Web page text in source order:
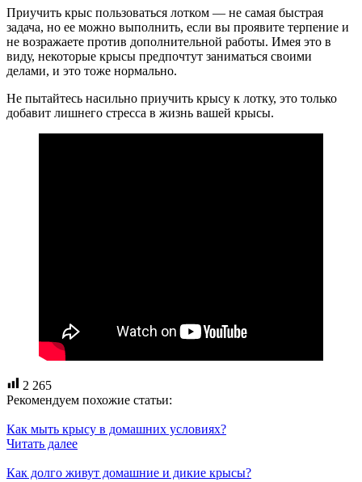
Приучить крыс пользоваться лотком — не самая быстрая
задача, но ее можно выполнить, если вы проявите терпение и
не возражаете против дополнительной работы. Имея это в
виду, некоторые крысы предпочтут заниматься своими
делами, и это тоже нормально.
Не пытайтесь насильно приучить крысу к лотку, это только
добавит лишнего стресса в жизнь вашей крысы.
2 265
Рекомендуем похожие статьи:
Как мыть крысу в домашних условиях?
Читать далее
Как долго живут домашние и дикие крысы?